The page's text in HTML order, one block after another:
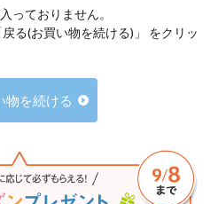
っておりません。
る(お買い物を続ける)」 をクリッ
物を続ける